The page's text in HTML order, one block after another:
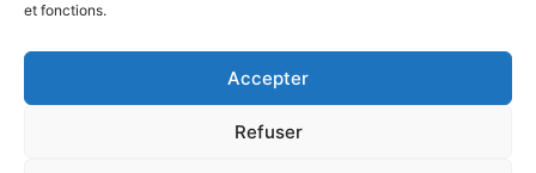
et fonctions.
Accepter
Refuser